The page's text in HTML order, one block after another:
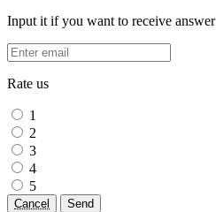
Input it if you want to receive answer
Rate us
1
2
3
4
5
Cancel Send